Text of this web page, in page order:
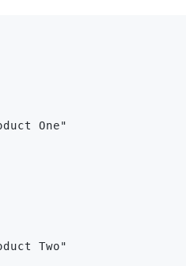
One"
Two"